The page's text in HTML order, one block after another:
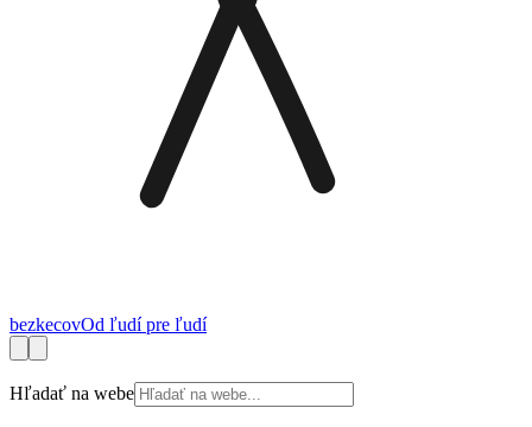
bezkecovOd ľudí pre ľudí
Hľadať na webe